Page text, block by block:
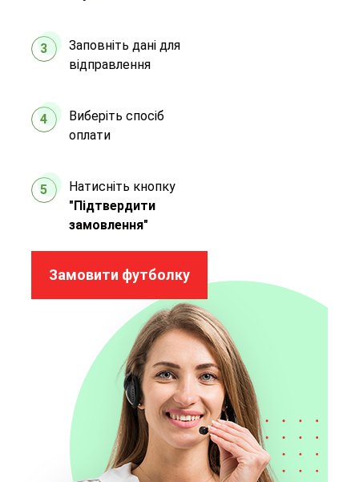
3
Заповніть дані для
відправлення
4
Виберіть спосіб
оплати
5
Натисніть кнопку
"Підтвердити
замовлення"
Замовити футболку